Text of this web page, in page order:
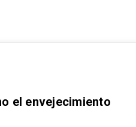
el envejecimiento